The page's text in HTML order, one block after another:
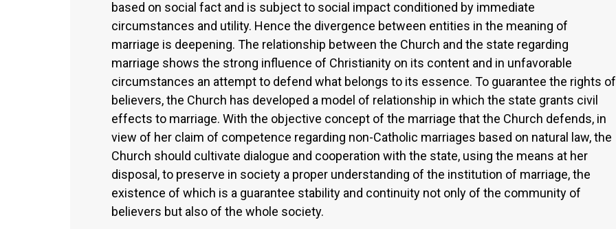
based on social fact and is subject to social impact conditioned by immediate
circumstances and utility. Hence the divergence between entities in the meaning of
marriage is deepening. The relationship between the Church and the state regarding
marriage shows the strong influence of Christianity on its content and in unfavorable
circumstances an attempt to defend what belongs to its essence. To guarantee the rights of
believers, the Church has developed a model of relationship in which the state grants civil
effects to marriage. With the objective concept of the marriage that the Church defends, in
view of her claim of competence regarding non-Catholic marriages based on natural law, the
Church should cultivate dialogue and cooperation with the state, using the means at her
disposal, to preserve in society a proper understanding of the institution of marriage, the
existence of which is a guarantee stability and continuity not only of the community of
believers but also of the whole society.